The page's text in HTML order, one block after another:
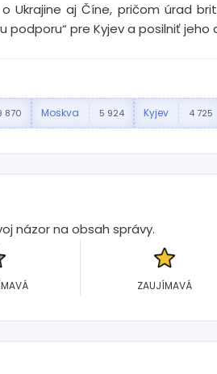
Ukrajine aj Číne, pričom úrad
pre Kyjev a posilniť jeho
870 Moskva 5 924 Kyjev 4 725
názor na obsah správy.
ZAUJÍMAVÁ